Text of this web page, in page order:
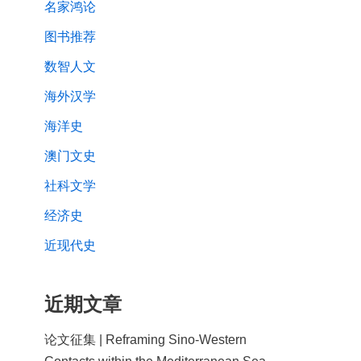
名家鸿论
图书推荐
数智人文
海外汉学
海洋史
澳门文史
社科文学
经济史
近现代史
近期文章
论文征集 | Reframing Sino-Western